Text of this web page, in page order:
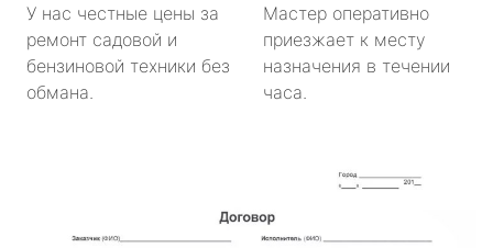
У нас честные цены за
ремонт садовой и
бензиновой техники без
обмана.
Мастер оперативно
приезжает к месту
назначения в течении
часа.